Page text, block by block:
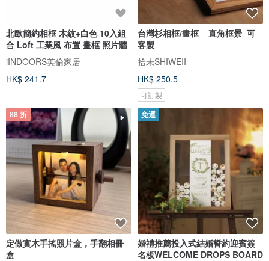
北歐簡約相框 木紋+白色 10入組
合 Loft 工業風 布置 畫框 照片牆
iINDOORS英倫家居
HK$ 241.7
台灣杉相框/畫框 _ 直角框景_可
客製
拾未SHIWEII
HK$ 250.5
可訂製
88 折
定做實木手搖照片盒，手翻相冊
盒
免運
婚禮推薦投入式結婚誓約迎賓簽
名板WELCOME DROPS BOARD